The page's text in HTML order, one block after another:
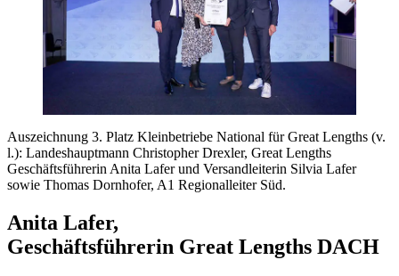
Auszeichnung 3. Platz Kleinbetriebe National für Great Lengths (v.
l.): Landeshauptmann Christopher Drexler, Great Lengths
Geschäftsführerin Anita Lafer und Versandleiterin Silvia Lafer
sowie Thomas Dornhofer, A1 Regionalleiter Süd.
Anita Lafer,
Geschäftsführerin Great Lengths DACH